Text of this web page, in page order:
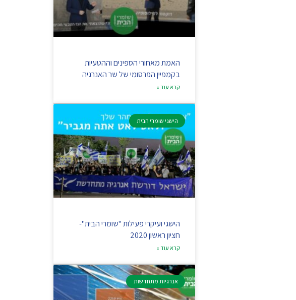
האמת מאחורי הספינים וההטעיות
בקמפיין הפרסומי של שר האנרגיה
קרא עוד »
הישגי שומרי הבית
הישגי ועיקרי פעילות "שומרי הבית"-
חציון ראשון 2020
קרא עוד »
אנרגיות מתחדשות